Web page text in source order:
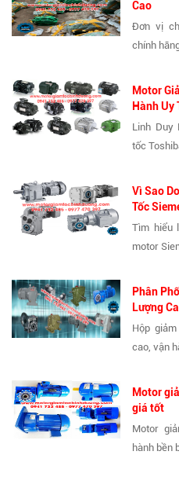
Cao
Đơn vị
chính
Motor
Hành Uy
Linh Duy
tốc
Vì Sao
Tốc
Tìm hiểu
motor
Phân
Lượng
Hộp
cao, vận
Motor
giá tốt
Motor
hành bền